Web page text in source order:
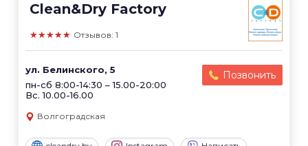
Clean&Dry Factory
★★★★★ Отзывов: 1
ул. Белинского, 5
пн-сб 8:00-14:30 – 15.00-20:00
Вс. 10.00-16.00
Позвонить
Волгоградская